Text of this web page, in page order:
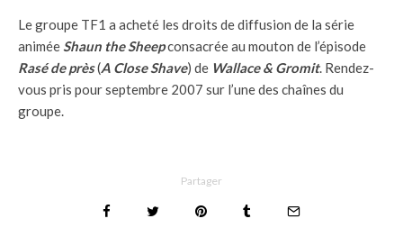
Le groupe TF1 a acheté les droits de diffusion de la série
animéeShaun the Sheepconsacréeau mouton de l’épisode
Rasé de près(A Close Shave) de Wallace & Gromit. Rendez-
vous pris pour septembre 2007 sur l’une des chaînes du
groupe.
Partager